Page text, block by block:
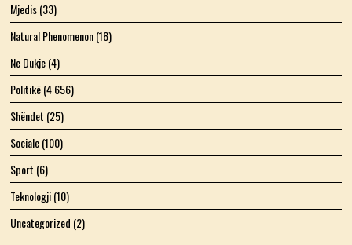
Mjedis(33)
Natural Phenomenon(18)
Ne Dukje(4)
Politikë(4 656)
Shëndet (25)
Sociale(100)
Sport (6)
Teknologji(10)
Uncategorized (2)